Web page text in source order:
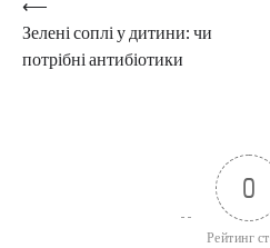
Навігація
записів
⟵
Зелені соплі у дитини: чи
потрібні антибіотики
0
Рейтинг